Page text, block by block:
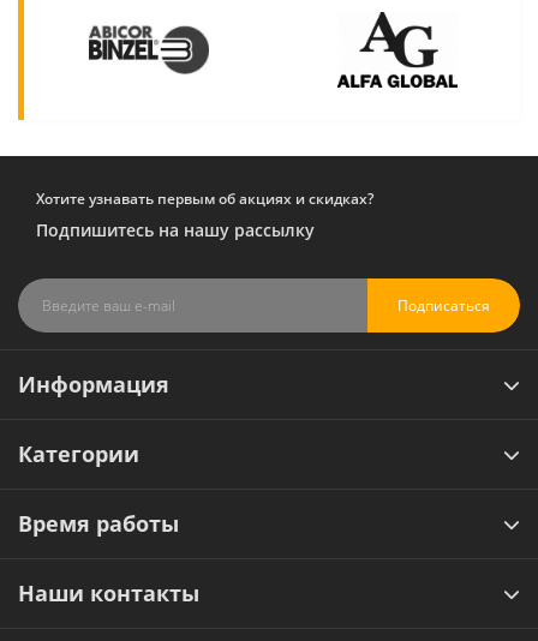
Хотите узнавать первым об акциях и скидках?
Подпишитесь на нашу рассылку
Подписаться
Информация
Категории
Время работы
Наши контакты